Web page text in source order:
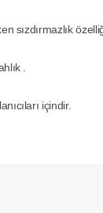
sızdırmazlık
.
içindir.